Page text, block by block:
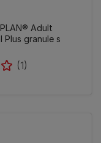
Adult
Plus granule s
(1)